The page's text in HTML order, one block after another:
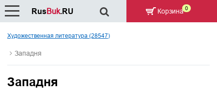
Художественная литература (28547)
Западня
Западня
RusBuk.RU Корзина 0